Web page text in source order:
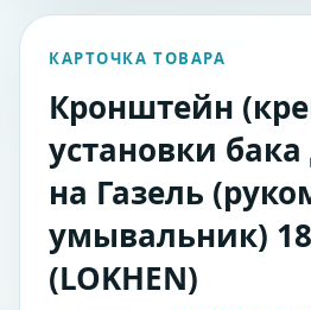
КАРТОЧКА ТОВАРА
Кронштейн
установки
на Газель
умывальник)
(LOKHEN)